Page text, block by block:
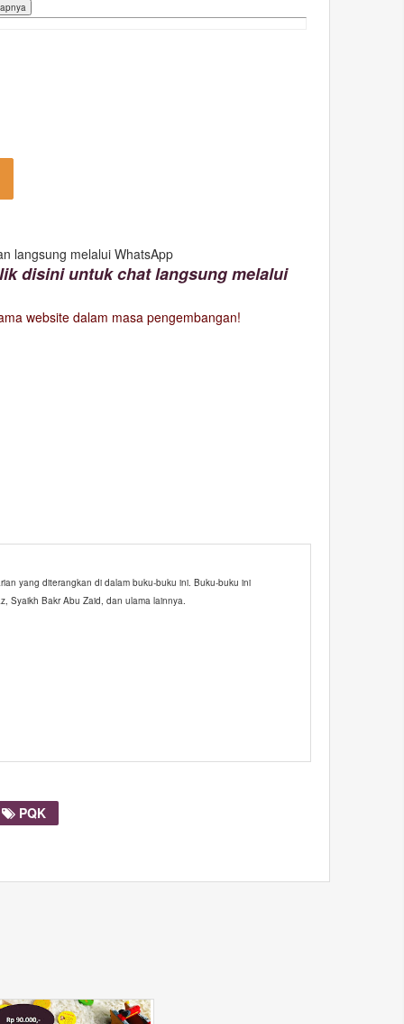
langsung melalui WhatsApp
disini untuk chat langsung melalui
website dalam masa pengembangan!
yang diterangkan di dalam buku-buku ini. Buku-buku ini
Syaikh Bakr Abu Zaid, dan ulama lainnya.
PQK